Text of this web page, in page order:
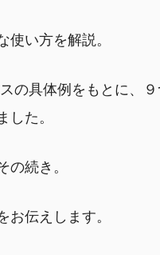
使い方を解説。
の具体例をもとに、
した。
の続き。
お伝えします。